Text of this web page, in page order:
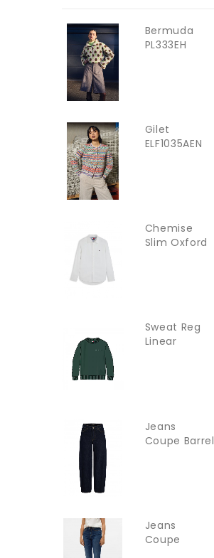
Bermuda
PL333EH
Gilet
ELF1035AEN
Chemise
Slim Oxford
Sweat Reg
Linear
Jeans
Coupe Barrel
Jeans
Coupe